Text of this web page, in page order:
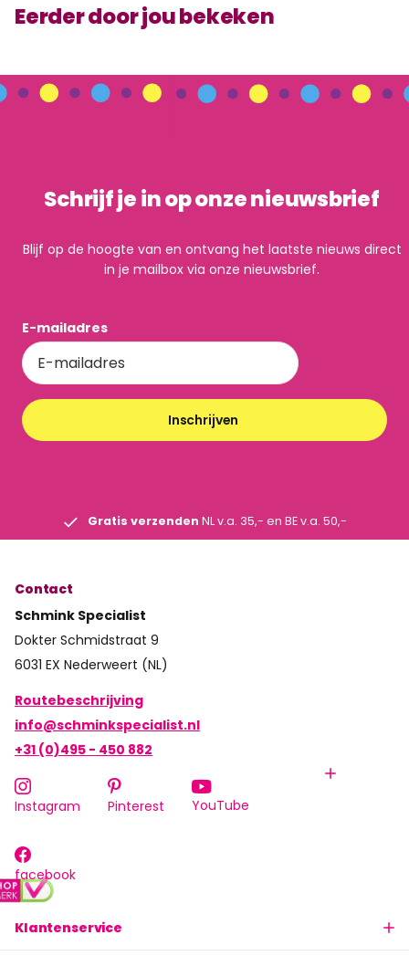
Eerder door jou bekeken
Schrijf je in op onze nieuwsbrief
Blijf op de hoogte van en ontvang het laatste nieuws direct
in je mailbox via onze nieuwsbrief.
E-mailadres
Inschrijven
Gratis verzenden NL v.a. 35,- en BE v.a. 50,-
Klantenservice
Contact
Schmink Specialist
Dokter Schmidstraat 9
6031 EX Nederweert (NL)
Routebeschrijving
info@schminkspecialist.nl
+31 (0)495 - 450 882
Instagram Pinterest YouTube
facebook